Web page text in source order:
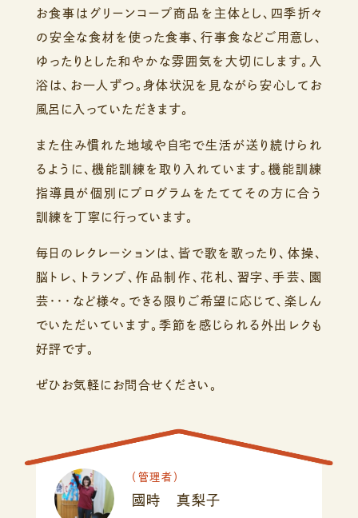
お食事はグリーンコープ商品を主体とし、四季折々
の安全な食材を使った食事、行事食などご用意し、
ゆったりとした和やかな雰囲気を大切にします。入
浴は、お一人ずつ。身体状況を見ながら安心してお
風呂に入っていただきます。
また住み慣れた地域や自宅で生活が送り続けられ
るように、機能訓練を取り入れています。機能訓練
指導員が個別にプログラムをたててその方に合う
訓練を丁寧に行っています。
毎日のレクレーションは、皆で歌を歌ったり、体操、
脳トレ、トランプ、作品制作、花札、習字、手芸、園
芸・・・など様々。できる限りご希望に応じて、楽しん
でいただいています。季節を感じられる外出レクも
好評です。
ぜひお気軽にお問合せください。
（ 管理者 ）
國時 真梨子